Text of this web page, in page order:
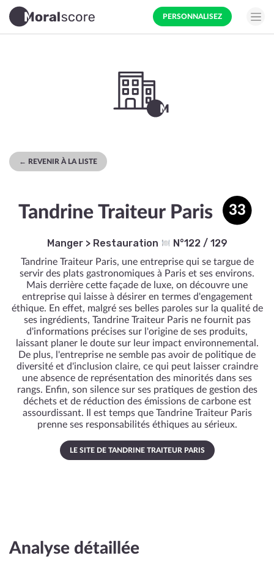
PERSONNALISEZ
← REVENIR À LA LISTE
Tandrine Traiteur Paris 33
Manger> Restauration N°122 / 129
Tandrine Traiteur Paris, une entreprise qui se targue de
servir des plats gastronomiques à Paris et ses environs.
Mais derrière cette façade de luxe, on découvre une
entreprise qui laisse à désirer en termes d'engagement
éthique. En effet, malgré ses belles paroles sur la qualité de
ses ingrédients, Tandrine Traiteur Paris ne fournit pas
d'informations précises sur l'origine de ses produits,
laissant planer le doute sur leur impact environnemental.
De plus, l'entreprise ne semble pas avoir de politique de
diversité et d'inclusion claire, ce qui peut laisser craindre
une absence de représentation des minorités dans ses
rangs. Enfin, son silence sur ses pratiques de gestion des
déchets et de réduction des émissions de carbone est
assourdissant. Il est temps que Tandrine Traiteur Paris
prenne ses responsabilités éthiques au sérieux.
LE SITE DE TANDRINE TRAITEUR PARIS
Analyse détaillée